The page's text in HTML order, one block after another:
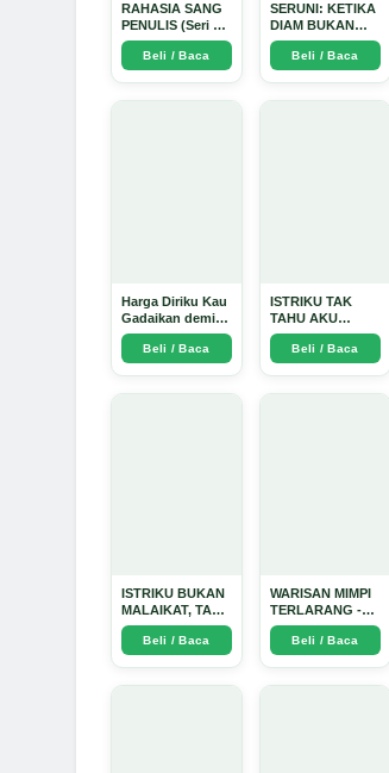
RAHASIA SANG
PENULIS (Seri 1)
- Arda Dinata
Beli / Baca
SERUNI: KETIKA
DIAM BUKAN
LAGI PILIHAN -
Arda Dinata
Beli / Baca
Harga Diriku Kau
Gadaikan demi
Perempuan Itu -
Arda Dinata
Beli / Baca
ISTRIKU TAK
TAHU AKU
PENGUSAHA
EMAS - Arda
Dinata
Beli / Baca
ISTRIKU BUKAN
MALAIKAT, TAPI
AKU JUGA
TIDAK SUCI -
Beli / Baca
WARISAN MIMPI
TERLARANG -
Arda Dinata
Beli / Baca